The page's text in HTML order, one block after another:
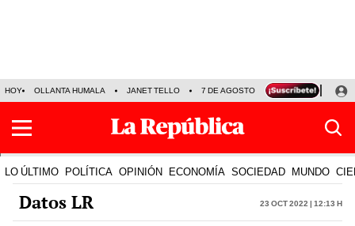
HOY OLLANTA HUMALA JANET TELLO 7 DE AGOSTO TINKA RESULTADOS
LO ÚLTIMO POLÍTICA OPINIÓN ECONOMÍA SOCIEDAD MUNDO
Datos LR 23 Oct 2022 | 12:13 h